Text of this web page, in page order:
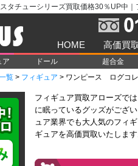
タチューシリーズ買取価格30％UP中｜
高価買
HOME
ア ドール 超合金
覧 > フィギュア > ワンピース ログコ
フィギュア買取アローズで
に眠っているグッズがござ
ュア業界でも大人気のフィ
ギュアを高価買取いたしま